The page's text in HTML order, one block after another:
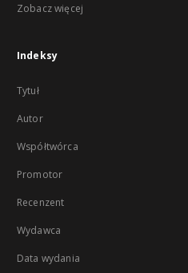
Zobacz więcej
Indeksy
Tytuł
Autor
Współtwórca
Promotor
Recenzent
Wydawca
Data wydania